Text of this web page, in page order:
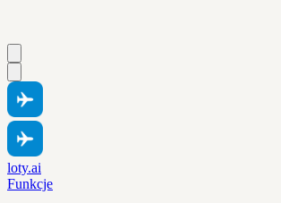
loty.ai
Funkcje